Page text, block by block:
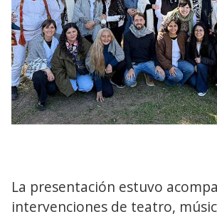
La presentación estuvo
intervenciones de teatro,